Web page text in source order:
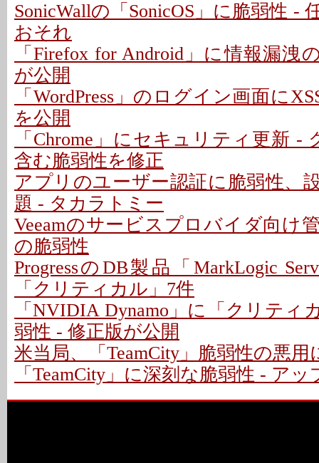
SonicWallの「SonicOS」に脆弱性 -
おそれ
「Firefox for Android」に情報漏洩
が公開
「WordPress」のログイン画面に
を公開
「Chrome」にセキュリティ更新 -
含む脆弱性を修正
アプリのユーザー認証に脆弱性、
題 - タカラトミー
Veeamのサービスプロバイダ向け
の脆弱性
ProgressのDB製品「MarkLogic
「クリティカル」7件
「NVIDIA Dynamo」に「クリティ
弱性 - 修正版が公開
米当局、「TeamCity」脆弱性の悪用
「TeamCity」に深刻な脆弱性 - ア